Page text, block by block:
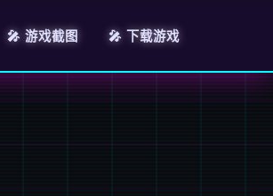
🎤 游戏截图 🎤 下载游戏